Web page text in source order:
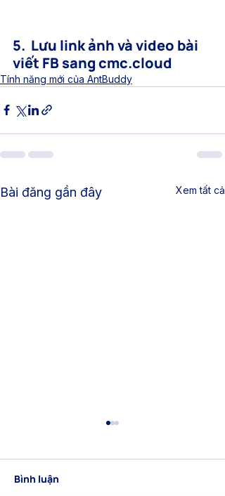
5.  Lưu link ảnh và video bài
viết FB sang cmc.cloud
Tính năng mới của AntBuddy
Bài đăng gần đây Xem tất cả
Bình luận